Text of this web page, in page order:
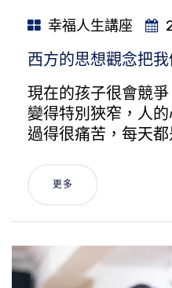
幸福人生講座
西方的思想觀念把
現在的孩子很會競
變得特別狹窄，人
過得很痛苦，每天都
更多